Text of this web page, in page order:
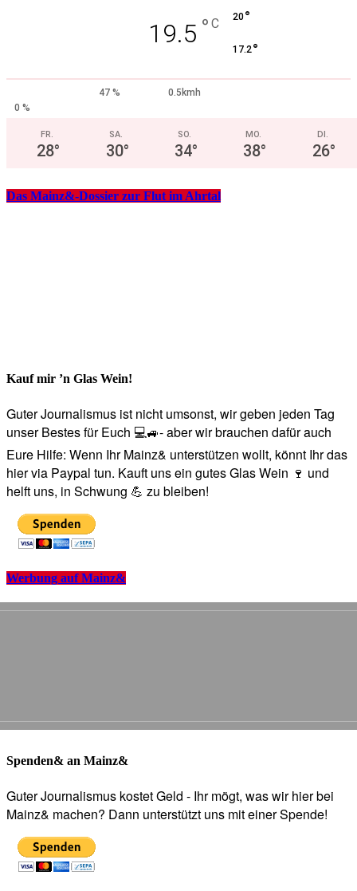
19.5 ° C 20°
17.2°
47 %
0.5kmh
0 %
FR.
28°
SA.
30°
SO.
34°
MO.
38°
DI.
26°
Das Mainz&-Dossier zur Flut im Ahrtal
Kauf mir ’n Glas Wein!
Guter Journalismus ist nicht umsonst, wir geben jeden Tag
unser Bestes für Euch 💻🚙- aber wir brauchen dafür auch
Eure Hilfe: Wenn Ihr Mainz& unterstützen wollt, könnt Ihr das
hier via Paypal tun. Kauft uns ein gutes Glas Wein 🍷 und
helft uns, in Schwung 💪 zu bleiben!
Werbung auf Mainz&
Spenden& an Mainz&
Guter Journalismus kostet Geld - Ihr mögt, was wir hier bei
Mainz& machen? Dann unterstützt uns mit einer Spende!